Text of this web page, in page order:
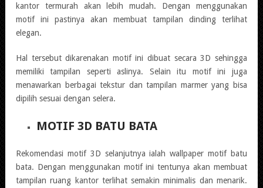
kantor termurah akan lebih mudah. Dengan menggunakan
motif ini pastinya akan membuat tampilan dinding terlihat
elegan.
Hal tersebut dikarenakan motif ini dibuat secara 3D sehingga
memiliki tampilan seperti aslinya. Selain itu motif ini juga
menawarkan berbagai tekstur dan tampilan marmer yang bisa
dipilih sesuai dengan selera.
MOTIF 3D BATU BATA
Rekomendasi motif 3D selanjutnya ialah wallpaper motif batu
bata. Dengan menggunakan motif ini tentunya akan membuat
tampilan ruang kantor terlihat semakin minimalis dan menarik.